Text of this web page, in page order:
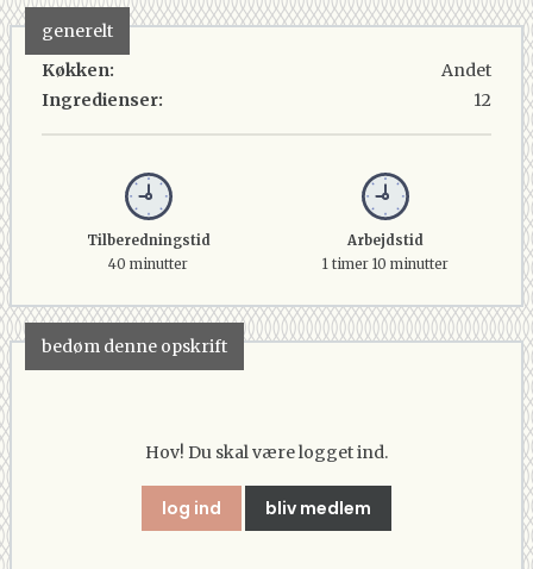
generelt
Køkken:
Ingredienser:
Andet
12
Tilberedningstid
40 minutter
Arbejdstid
1 timer 10 minutter
bedøm denne opskrift
Hov! Du skal være logget ind.
log ind bliv medlem